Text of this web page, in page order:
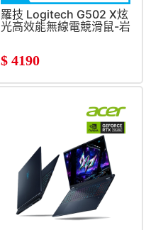
羅技 Logitech G502 X炫
光高效能無線電競滑鼠-岩
$ 4190